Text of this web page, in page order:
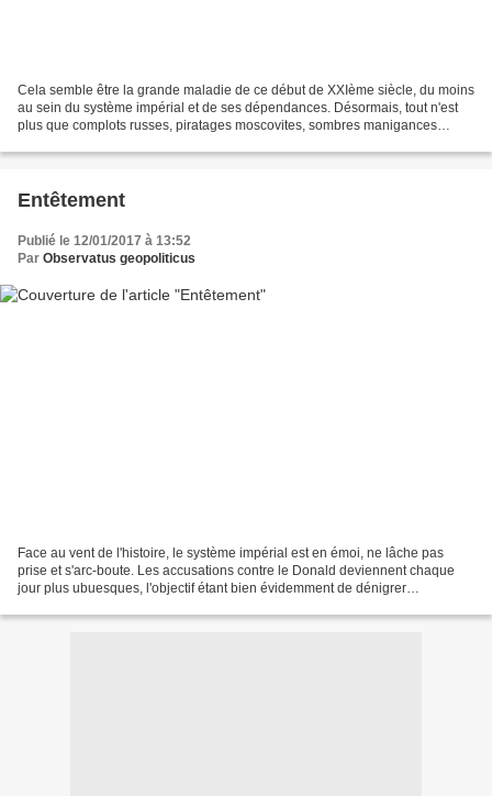
Cela semble être la grande maladie de ce début de XXIème siècle, du moins
au sein du système impérial et de ses dépendances. Désormais, tout n'est
plus que complots russes, piratages moscovites, sombres manigances
Entêtement
Publié le 12/01/2017 à 13:52
Par Observatus geopoliticus
Face au vent de l'histoire, le système impérial est en émoi, ne lâche pas
prise et s'arc-boute. Les accusations contre le Donald deviennent chaque
jour plus ubuesques, l'objectif étant bien évidemment de dénigrer